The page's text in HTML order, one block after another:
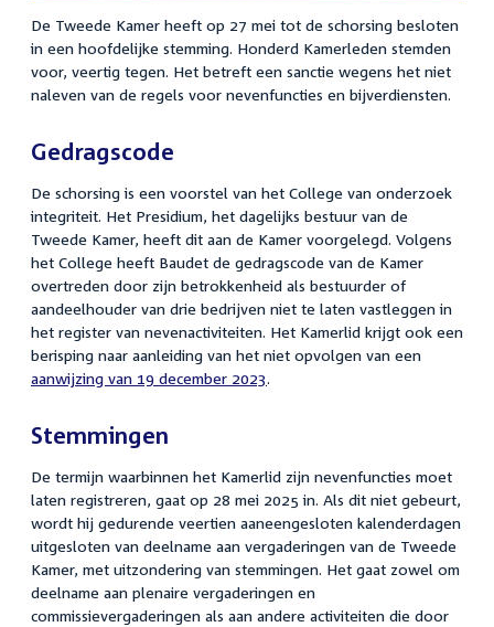
De Tweede Kamer heeft op 27 mei tot de schorsing besloten
in een hoofdelijke stemming. Honderd Kamerleden stemden
voor, veertig tegen. Het betreft een sanctie wegens het niet
naleven van de regels voor nevenfuncties en bijverdiensten.
Gedragscode
De schorsing is een voorstel van het College van onderzoek
integriteit. Het Presidium, het dagelijks bestuur van de
Tweede Kamer, heeft dit aan de Kamer voorgelegd. Volgens
het College heeft Baudet de gedragscode van de Kamer
overtreden door zijn betrokkenheid als bestuurder of
aandeelhouder van drie bedrijven niet te laten vastleggen in
het register van nevenactiviteiten. Het Kamerlid krijgt ook een
berisping naar aanleiding van het niet opvolgen van een
aanwijzing van 19 december 2023.
Stemmingen
De termijn waarbinnen het Kamerlid zijn nevenfuncties moet
laten registreren, gaat op 28 mei 2025 in. Als dit niet gebeurt,
wordt hij gedurende veertien aaneengesloten kalenderdagen
uitgesloten van deelname aan vergaderingen van de Tweede
Kamer, met uitzondering van stemmingen. Het gaat zowel om
deelname aan plenaire vergaderingen en
commissievergaderingen als aan andere activiteiten die door